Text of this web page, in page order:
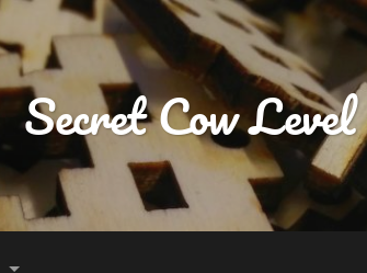
Secret Cow Level